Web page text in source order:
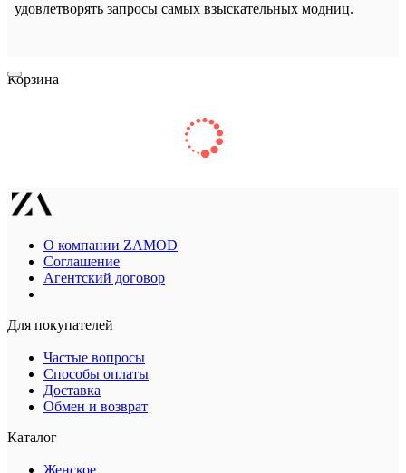
удовлетворять запросы самых взыскательных модниц.
Корзина
О компании ZAMOD
Соглашение
Агентский договор
Для покупателей
Частые вопросы
Способы оплаты
Доставка
Обмен и возврат
Каталог
Женское